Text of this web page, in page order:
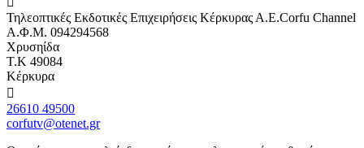
Τηλεοπτικές Εκδοτικές Επιχειρήσεις Κέρκυρας Α.Ε.Corfu Channel
Α.Φ.Μ. 094294568
Χρυσηίδα
Τ.Κ 49084
Κέρκυρα
26610 49500
corfutv@otenet.gr